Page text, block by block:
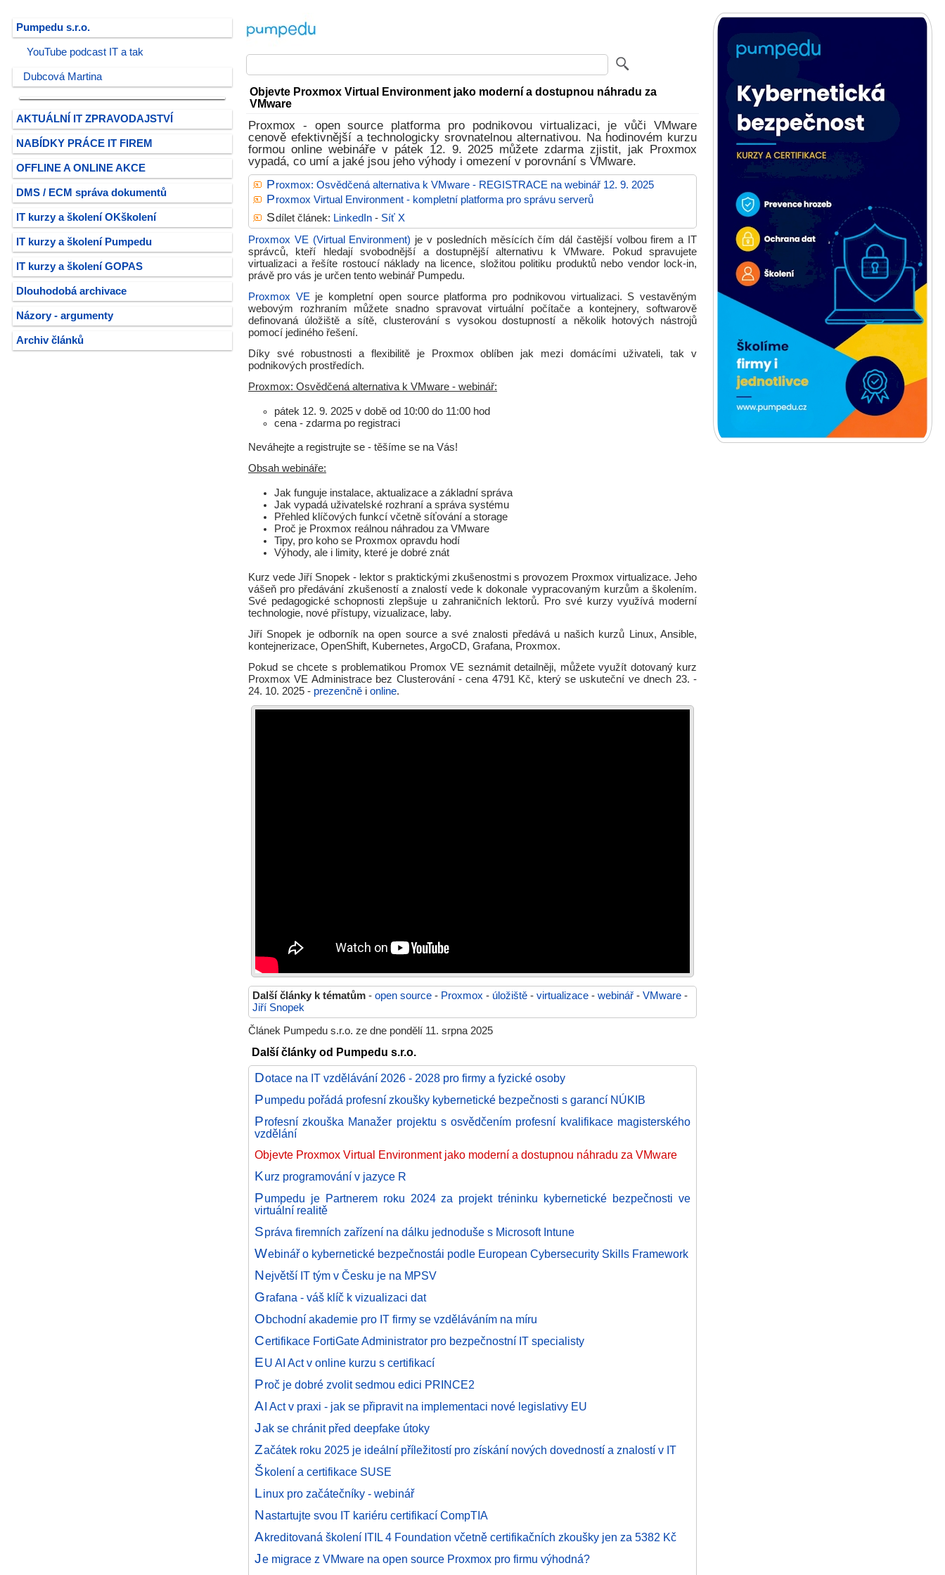
Pumpedu s.r.o.
YouTube podcast IT a tak
Dubcová Martina
AKTUÁLNÍ IT ZPRAVODAJSTVÍ
NABÍDKY PRÁCE IT FIREM
OFFLINE A ONLINE AKCE
DMS / ECM správa dokumentů
IT kurzy a školení OKškolení
IT kurzy a školení Pumpedu
IT kurzy a školení GOPAS
Dlouhodobá archivace
Názory - argumenty
Archiv článků
Objevte Proxmox Virtual Environment jako moderní a dostupnou náhradu za
VMware
Proxmox - open source platforma pro podnikovou virtualizaci, je vůči VMware
cenově efektivnější a technologicky srovnatelnou alternativou. Na hodinovém kurzu
formou online webináře v pátek 12. 9. 2025 můžete zdarma zjistit, jak Proxmox
vypadá, co umí a jaké jsou jeho výhody i omezení v porovnání s VMware.
Proxmox: Osvědčená alternativa k VMware - REGISTRACE na webinář 12. 9. 2025
Proxmox Virtual Environment - kompletní platforma pro správu serverů
Sdílet článek: LinkedIn- Síť X
Proxmox VE (Virtual Environment) je v posledních měsících čím dál častější volbou firem a IT
správců, kteří hledají svobodnější a dostupnější alternativu k VMware. Pokud spravujete
virtualizaci a řešíte rostoucí náklady na licence, složitou politiku produktů nebo vendor lock-in,
právě pro vás je určen tento webinář Pumpedu.
Proxmox VE je kompletní open source platforma pro podnikovou virtualizaci. S vestavěným
webovým rozhraním můžete snadno spravovat virtuální počítače a kontejnery, softwarově
definovaná úložiště a sítě, clusterování s vysokou dostupností a několik hotových nástrojů
pomocí jediného řešení.
Díky své robustnosti a flexibilitě je Proxmox oblíben jak mezi domácími uživateli, tak v
podnikových prostředích.
Proxmox: Osvědčená alternativa k VMware - webinář:
pátek 12. 9. 2025 v době od 10:00 do 11:00 hod
cena - zdarma po registraci
Neváhejte a registrujte se - těšíme se na Vás!
Obsah webináře:
Jak funguje instalace, aktualizace a základní správa
Jak vypadá uživatelské rozhraní a správa systému
Přehled klíčových funkcí včetně síťování a storage
Proč je Proxmox reálnou náhradou za VMware
Tipy, pro koho se Proxmox opravdu hodí
Výhody, ale i limity, které je dobré znát
Kurz vede Jiří Snopek - lektor s praktickými zkušenostmi s provozem Proxmox virtualizace. Jeho
vášeň pro předávání zkušeností a znalostí vede k dokonale vypracovaným kurzům a školením.
Své pedagogické schopnosti zlepšuje u zahraničních lektorů. Pro své kurzy využívá moderní
technologie, nové přístupy, vizualizace, laby.
Jiří Snopek je odborník na open source a své znalosti předává u našich kurzů Linux, Ansible,
kontejnerizace, OpenShift, Kubernetes, ArgoCD, Grafana, Proxmox.
Pokud se chcete s problematikou Promox VE seznámit detailněji, můžete využít dotovaný kurz
Proxmox VE Administrace bez Clusterování - cena 4791 Kč, který se uskuteční ve dnech 23. -
24. 10. 2025 - prezenčně i online.
Další články k tématům - open source - Proxmox - úložiště - virtualizace - webinář - VMware -
Jiří Snopek
Článek Pumpedu s.r.o. ze dne pondělí 11. srpna 2025
Další články od Pumpedu s.r.o.
Dotace na IT vzdělávání 2026 - 2028 pro firmy a fyzické osoby
Pumpedu pořádá profesní zkoušky kybernetické bezpečnosti s garancí NÚKIB
Profesní zkouška Manažer projektu s osvědčením profesní kvalifikace magisterského
vzdělání
Objevte Proxmox Virtual Environment jako moderní a dostupnou náhradu za VMware
Kurz programování v jazyce R
Pumpedu je Partnerem roku 2024 za projekt tréninku kybernetické bezpečnosti ve
virtuální realitě
Správa firemních zařízení na dálku jednoduše s Microsoft Intune
Webinář o kybernetické bezpečnostái podle European Cybersecurity Skills Framework
Největší IT tým v Česku je na MPSV
Grafana - váš klíč k vizualizaci dat
Obchodní akademie pro IT firmy se vzděláváním na míru
Certifikace FortiGate Administrator pro bezpečnostní IT specialisty
EU AI Act v online kurzu s certifikací
Proč je dobré zvolit sedmou edici PRINCE2
AI Act v praxi - jak se připravit na implementaci nové legislativy EU
Jak se chránit před deepfake útoky
Začátek roku 2025 je ideální příležitostí pro získání nových dovedností a znalostí v IT
Školení a certifikace SUSE
Linux pro začátečníky - webinář
Nastartujte svou IT kariéru certifikací CompTIA
Akreditovaná školení ITIL 4 Foundation včetně certifikačních zkoušky jen za 5382 Kč
Je migrace z VMware na open source Proxmox pro firmu výhodná?